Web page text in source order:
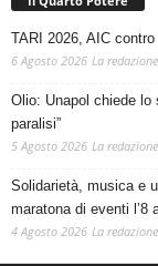
TARI 2026, AIC
6 Agosto 2026 La redazione
Olio: Unapol chiede
paralisi”
5 Agosto 2026 La redazione
Solidarietà, musica e
maratona di eventi l’8
4 Agosto 2026 La redazione